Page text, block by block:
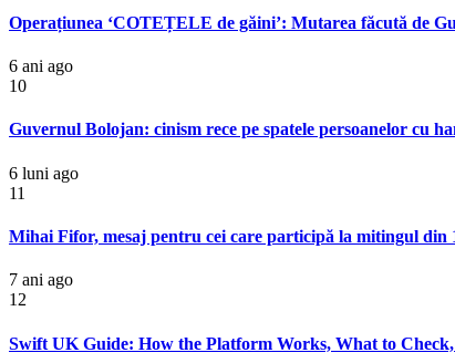
Operațiunea ‘COTEȚELE de găini’: Mutarea făcută de
6 ani ago
10
Guvernul Bolojan: cinism rece pe spatele persoanelor cu
6 luni ago
11
Mihai Fifor, mesaj pentru cei care participă la mitingul din
7 ani ago
12
Swift UK Guide: How the Platform Works, What to